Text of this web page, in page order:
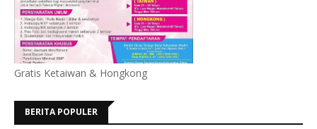
Gratis Ketaiwan & Hongkong
BERITA POPULER